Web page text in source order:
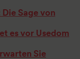
Sage von
es vor Usedom
Sie